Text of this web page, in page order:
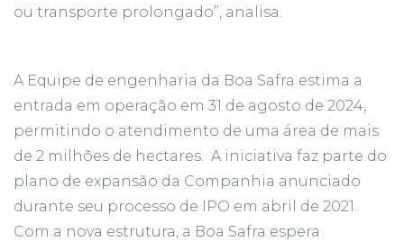
ou transporte prolongado”, analisa.
A Equipe de engenharia da Boa Safra estima a
entrada em operação em 31 de agosto de 2024,
permitindo o atendimento de uma área de mais
de 2 milhões de hectares. A iniciativa faz parte do
plano de expansão da Companhia anunciado
durante seu processo de IPO em abril de 2021.
Com a nova estrutura, a Boa Safra espera